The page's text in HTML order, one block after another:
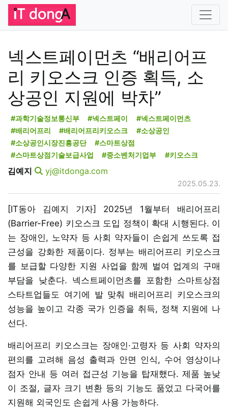
넥스트페이먼츠 “배리어프
리 키오스크 인증 획득, 소
상공인 지원에 박차”
#과학기술정보통신부 #넥스트페이
#넥스트페이먼츠
#배리어프리
#배리어프리키오스크
#소상공인
#소상공인시장진흥공단
#스마트상점
#스마트상점기술보급사업
#중소벤처기업부 #키오스크
김예지 yj@itdonga.com
2025.05.23.
[IT동아 김예지 기자] 2025년 1월부터 배리어프리
(Barrier-Free) 키오스크 도입 정책이 확대 시행된다. 이
는 장애인, 노약자 등 사회 약자들이 손쉽게 쓰도록 접
근성을 강화한 제품이다. 정부는 배리어프리 키오스크
를 보급할 다양한 지원 사업을 함께 벌여 업계의 구매
부담을 낮춘다. 넥스트페이먼츠를 포함한 스마트상점
스타트업들도 여기에 발 맞춰 배리어프리 키오스크의
성능을 높이고 각종 국가 인증을 취득, 정책 지원에 나
선다.
배리어프리 키오스크는 장애인·고령자 등 사회 약자의
편의를 고려해 음성 출력과 안면 인식, 수어 영상이나
점자 안내 등 여러 접근성 기능을 탑재했다. 제품 높낮
이 조절, 글자 크기 변환 등의 기능도 품었고 다국어를
지원해 외국인도 손쉽게 사용 가능하다.